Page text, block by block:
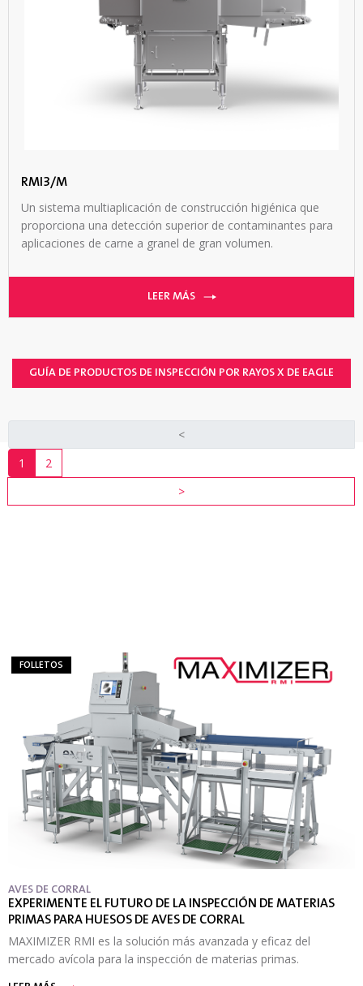
RMI3/M
Un sistema multiaplicación de construcción higiénica que
proporciona una detección superior de contaminantes para
aplicaciones de carne a granel de gran volumen.
LEER MÁS
GUÍA DE PRODUCTOS DE INSPECCIÓN POR RAYOS X DE EAGLE
<
1
2
>
FOLLETOS
AVES DE CORRAL
EXPERIMENTE EL FUTURO DE LA INSPECCIÓN DE MATERIAS
PRIMAS PARA HUESOS DE AVES DE CORRAL
MAXIMIZER RMI es la solución más avanzada y eficaz del
mercado avícola para la inspección de materias primas.